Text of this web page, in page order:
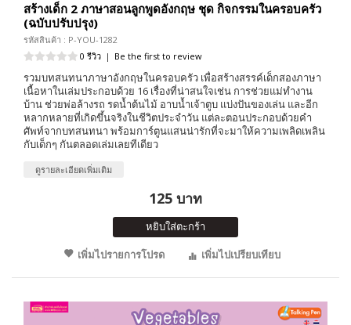
สร้างเด็ก 2 ภาษาสอนลูกพูดอังกฤษ ชุด กิจกรรมในครอบครัว
(ฉบับปรับปรุง)
รหัสสินค้า : P-YOU-1282
0 รีวิว | Be the first to review
รวมบทสนทนาภาษาอังกฤษในครอบครัว เพื่อสร้างสรรค์เด็กสองภาษา
เนื้อหาในเล่มประกอบด้วย 16 เรื่องที่น่าสนใจเช่น การช่วยแม่ทำงาน
บ้าน ช่วยพ่อล้างรถ รดน้ำต้นไม้ อาบน้ำเจ้าตูบ แบ่งปันของเล่น และอีก
หลากหลายที่เกิดขึ้นจริงในชีวิตประจำวัน แต่ละตอนประกอบด้วยคำ
ศัพท์จากบทสนทนา พร้อมการ์ตูนแสนน่ารักที่จะมาให้ความเพลิดเพลิน
กับเด็กๆ กันตลอดเล่มเลยทีเดียว
ดูรายละเอียดเพิ่มเติม
125 บาท
หยิบใส่ตะกร้า
เพิ่มไปรายการโปรด
เพิ่มไปเปรียบเทียบ